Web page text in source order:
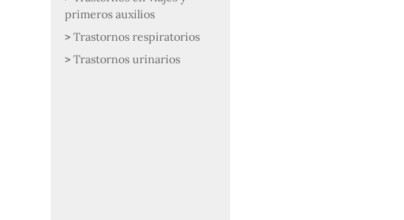
primeros auxilios
Trastornos respiratorios
Trastornos urinarios